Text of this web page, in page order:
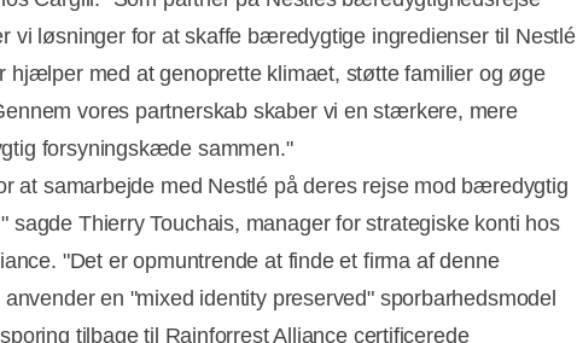
vi løsninger for at skaffe bæredygtige ingredienser til Nestlé
hjælper med at genoprette klimaet, støtte familier og øge
vores partnerskab skaber vi en stærkere, mere
forsyningskæde sammen."
at samarbejde med Nestlé på deres rejse mod bæredygtig
sagde Thierry Touchais, manager for strategiske konti hos
"Det er opmuntrende at finde et firma af denne
en "mixed identity preserved" sporbarhedsmodel
tilbage til Rainforrest Alliance certificerede